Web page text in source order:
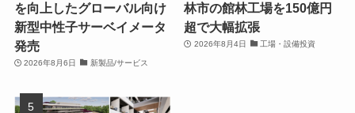
を向上したグローバル向け
新型中性子サーベイメータ
発売
2026年8月6日 新製品/サービス
林市の館林工場を150億円
超で大幅拡張
2026年8月4日 工場・設備投資